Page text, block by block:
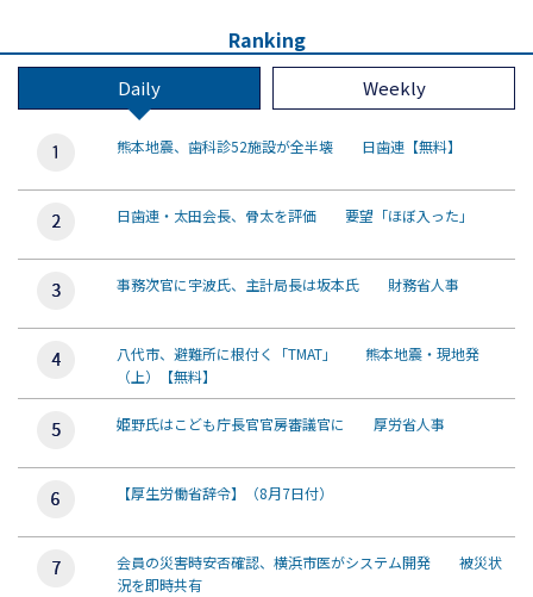
Ranking
Daily Weekly
熊本地震、歯科診52施設が全半壊 日歯連【無料】
日歯連・太田会長、骨太を評価 要望「ほぼ入った」
事務次官に宇波氏、主計局長は坂本氏 財務省人事
八代市、避難所に根付く「TMAT」 熊本地震・現地発
（上）【無料】
姫野氏はこども庁長官官房審議官に 厚労省人事
【厚生労働省辞令】（8月7日付）
会員の災害時安否確認、横浜市医がシステム開発 被災状
況を即時共有